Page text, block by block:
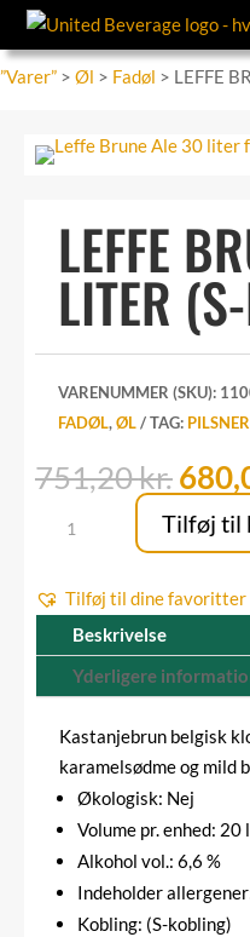
”Varer” > Øl > Fadøl > LEFFE
LEFFE
LITER
VARENUMMER (SKU):
FADØL,ØL TAG: PILSNER
751,20kr.Den
pris
var:
BRUNE
20
(S-
Tilføj til
Tilføj til dine favoritter
Beskrivelse
Yderligere
Kastanjebrun belgisk
karamelsødme og mild
Økologisk: Nej
Volume pr. enhed: 20
Alkohol vol.: 6,6 %
Indeholder
Kobling: (S-kobling)